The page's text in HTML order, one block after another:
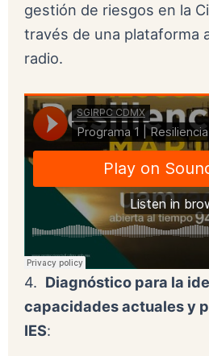
gestión de riesgos en la
través de una plataforma
radio.
4. Diagnóstico para la
capacidades actuales y
IES: